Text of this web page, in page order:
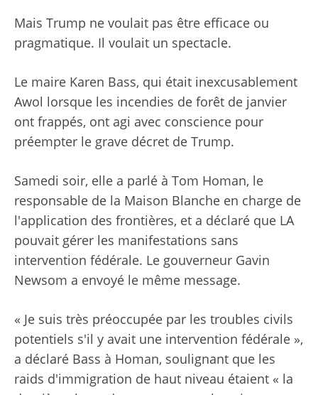
Mais Trump ne voulait pas être efficace ou
pragmatique. Il voulait un spectacle.
Le maire Karen Bass, qui était inexcusablement
Awol lorsque les incendies de forêt de janvier
ont frappés, ont agi avec conscience pour
préempter le grave décret de Trump.
Samedi soir, elle a parlé à Tom Homan, le
responsable de la Maison Blanche en charge de
l'application des frontières, et a déclaré que LA
pouvait gérer les manifestations sans
intervention fédérale. Le gouverneur Gavin
Newsom a envoyé le même message.
« Je suis très préoccupée par les troubles civils
potentiels s'il y avait une intervention fédérale »,
a déclaré Bass à Homan, soulignant que les
raids d'immigration de haut niveau étaient « la